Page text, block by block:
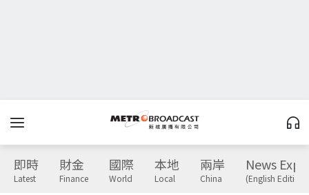
即時
Latest
財金
Finance
國際
World
本地
Local
兩岸
China
News
(English Edition)